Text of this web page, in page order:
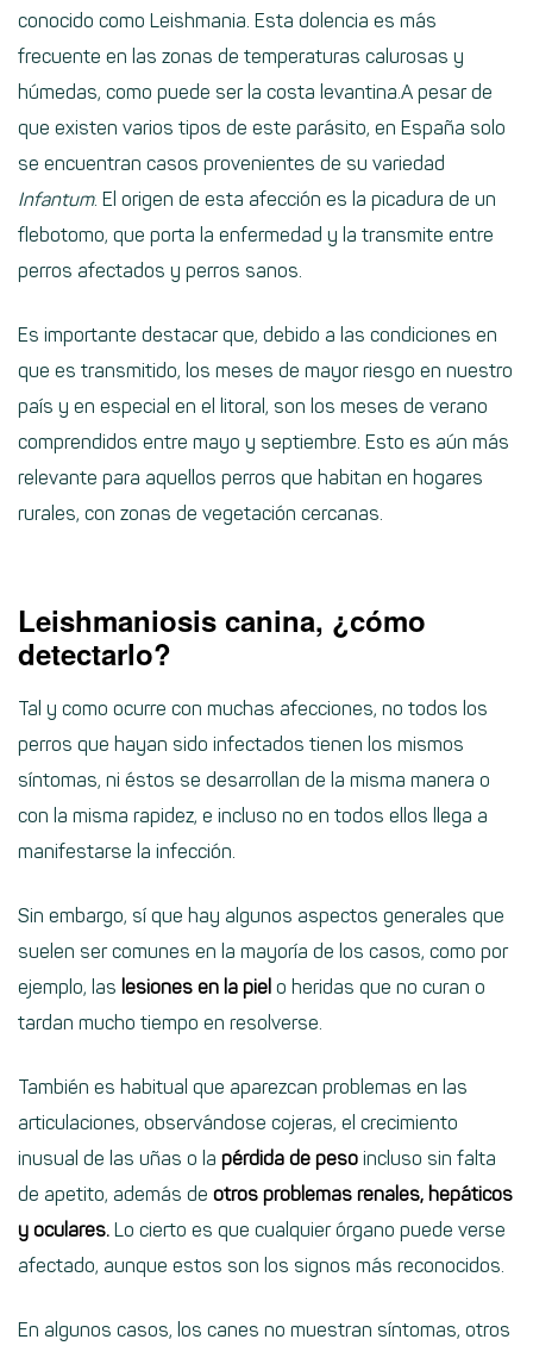
conocido como Leishmania. Esta dolencia es más
frecuente en las zonas de temperaturas calurosas y
húmedas, como puede ser la costa levantina.A pesar de
que existen varios tipos de este parásito, en España solo
se encuentran casos provenientes de su variedad
Infantum. El origen de esta afección es la picadura de un
flebotomo, que porta la enfermedad y la transmite entre
perros afectados y perros sanos.
Es importante destacar que, debido a las condiciones en
que es transmitido, los meses de mayor riesgo en nuestro
país y en especial en el litoral, son los meses de verano
comprendidos entre mayo y septiembre. Esto es aún más
relevante para aquellos perros que habitan en hogares
rurales, con zonas de vegetación cercanas.
Leishmaniosis canina, ¿cómo
detectarlo?
Tal y como ocurre con muchas afecciones, no todos los
perros que hayan sido infectados tienen los mismos
síntomas, ni éstos se desarrollan de la misma manera o
con la misma rapidez, e incluso no en todos ellos llega a
manifestarse la infección.
Sin embargo, sí que hay algunos aspectos generales que
suelen ser comunes en la mayoría de los casos, como por
ejemplo, las lesiones en la piel o heridas que no curan o
tardan mucho tiempo en resolverse.
También es habitual que aparezcan problemas en las
articulaciones, observándose cojeras, el crecimiento
inusual de las uñas o la pérdida de peso incluso sin falta
de apetito, además de otros problemas renales, hepáticos
y oculares. Lo cierto es que cualquier órgano puede verse
afectado, aunque estos son los signos más reconocidos.
En algunos casos, los canes no muestran síntomas, otros